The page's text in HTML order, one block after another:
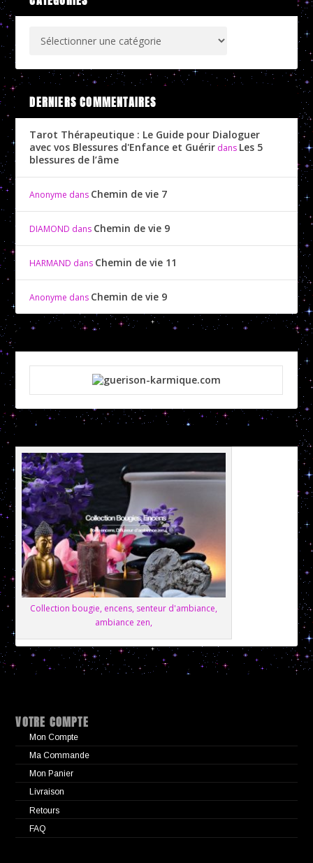
DERNIERS COMMENTAIRES
Tarot Thérapeutique : Le Guide pour Dialoguer
avec vos Blessures d'Enfance et Guérir dans Les 5
blessures de l’âme
Anonyme dans Chemin de vie 7
DIAMOND dans Chemin de vie 9
HARMAND dans Chemin de vie 11
Anonyme dans Chemin de vie 9
Collection bougie, encens, senteur d'ambiance,
ambiance zen,
VOTRE COMPTE
Mon Compte
Ma Commande
Mon Panier
Livraison
Retours
FAQ